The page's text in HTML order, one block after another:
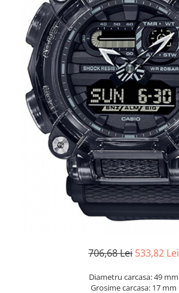
706,68 Lei 533,82 Lei
Diametru carcasa: 49 mm
Grosime carcasa: 17 mm